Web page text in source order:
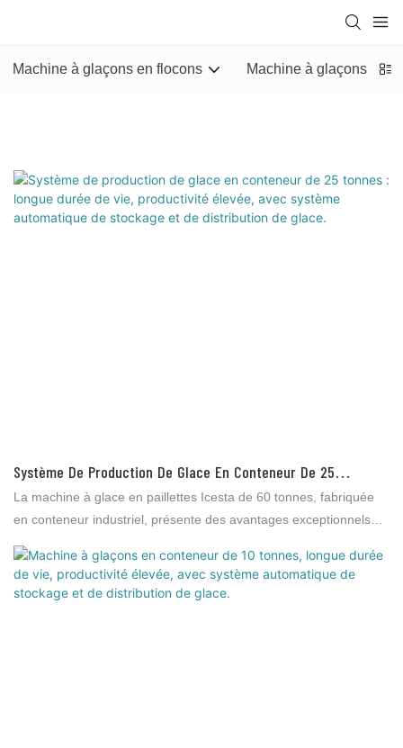
Machine à glaçons en flocons Machine à glaçons
Système De Production De Glace En Conteneur De 25
Tonnes : Longue Durée De Vie, Productivité Élevée, Avec
Système Automatique De Stockage Et De Distribution De
Glace.
La machine à glace en paillettes Icesta de 60 tonnes, fabriquée
en conteneur industriel, présente des avantages exceptionnels
par rapport aux produits similaires sur le marché, notamment en
termes de performance, de qualité et d'esthétique, ce qui lui vaut
une excellente réputation. Brother Ice System a tiré les leçons